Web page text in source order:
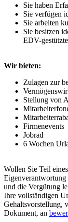
Sie haben
Sie verfügen
Sie arbeiten
Sie besitzen
EDV-
Wir bieten:
Zulagen zur
Stellung von
Firmenevents
Jobrad
6 Wochen
Wollen Sie Teil
Eigenverantwortung
und die Vergütung
Ihre vollständigen
Gehaltsvorstellung,
Dokument, an